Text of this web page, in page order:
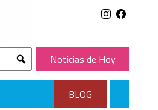
Submit
Noticias de Hoy
BLOG